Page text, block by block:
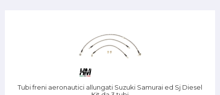
Tubi freni aeronautici allungati Suzuki Samurai ed Sj Diesel